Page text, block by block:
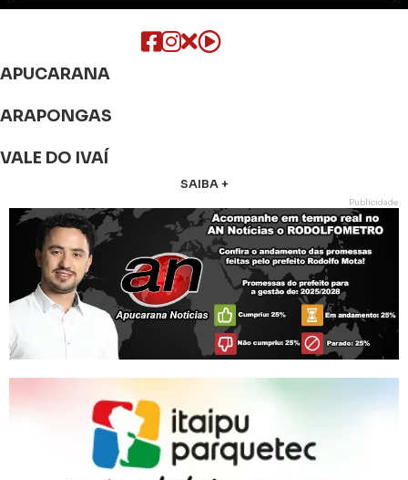
APUCARANA
ARAPONGAS
VALE DO IVAÍ
SAIBA +
Publicidade